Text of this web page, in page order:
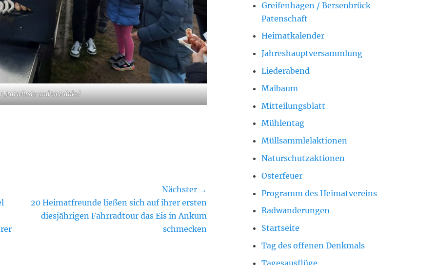
Bratwürste und Getränke!
Nächster →
Nächster
Beitrag:
20 Heimatfreunde ließen sich auf ihrer ersten
diesjährigen Fahrradtour das Eis in Ankum
schmecken
Greifenhagen / Bersenbrück
Patenschaft
Heimatkalender
Jahreshauptversammlung
Liederabend
Maibaum
Mitteilungsblatt
Mühlentag
Müllsammlelaktionen
Naturschutzaktionen
Osterfeuer
Programm des Heimatvereins
Radwanderungen
Startseite
Tag des offenen Denkmals
Tagesausflüge